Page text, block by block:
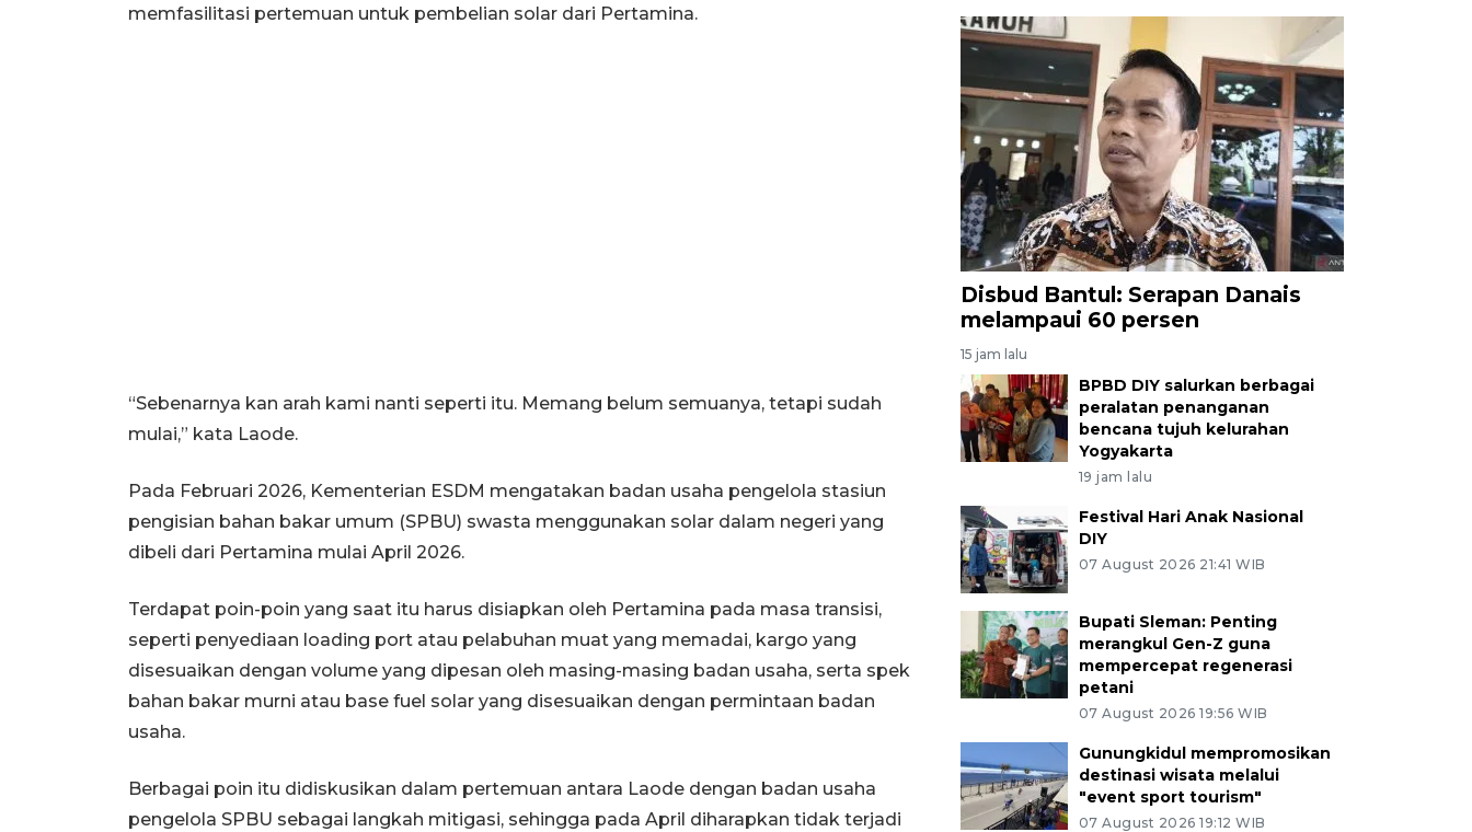
memfasilitasi pertemuan untuk pembelian solar dari Pertamina.
“Sebenarnya kan arah kami nanti seperti itu. Memang belum semuanya, tetapi sudah
mulai,” kata Laode.
Pada Februari 2026, Kementerian ESDM mengatakan badan usaha pengelola stasiun
pengisian bahan bakar umum (SPBU) swasta menggunakan solar dalam negeri yang
dibeli dari Pertamina mulai April 2026.
Terdapat poin-poin yang saat itu harus disiapkan oleh Pertamina pada masa transisi,
seperti penyediaan loading port atau pelabuhan muat yang memadai, kargo yang
disesuaikan dengan volume yang dipesan oleh masing-masing badan usaha, serta spek
bahan bakar murni atau base fuel solar yang disesuaikan dengan permintaan badan
usaha.
Berbagai poin itu didiskusikan dalam pertemuan antara Laode dengan badan usaha
pengelola SPBU sebagai langkah mitigasi, sehingga pada April diharapkan tidak terjadi
Disbud Bantul: Serapan Danais
melampaui 60 persen
15 jam lalu
BPBD DIY salurkan berbagai
peralatan penanganan
bencana tujuh kelurahan
Yogyakarta
19 jam lalu
Festival Hari Anak Nasional
DIY
07 August 2026 21:41 WIB
Bupati Sleman: Penting
merangkul Gen-Z guna
mempercepat regenerasi
petani
07 August 2026 19:56 WIB
Gunungkidul mempromosikan
destinasi wisata melalui
"event sport tourism"
07 August 2026 19:12 WIB